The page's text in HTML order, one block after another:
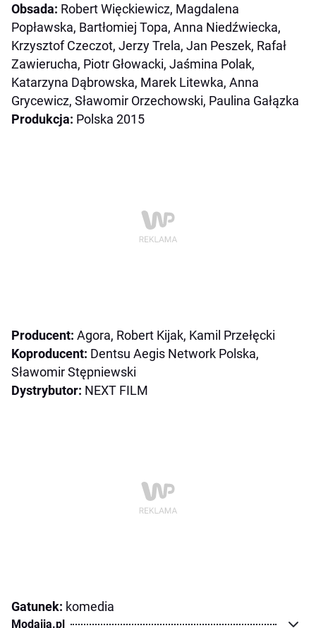
Obsada: Robert Więckiewicz, Magdalena
Popławska, Bartłomiej Topa, Anna Niedźwiecka,
Krzysztof Czeczot, Jerzy Trela, Jan Peszek, Rafał
Zawierucha, Piotr Głowacki, Jaśmina Polak,
Katarzyna Dąbrowska, Marek Litewka, Anna
Grycewicz, Sławomir Orzechowski, Paulina Gałązka
Produkcja: Polska 2015
Producent: Agora, Robert Kijak, Kamil Przełęcki
Koproducent: Dentsu Aegis Network Polska,
Sławomir Stępniewski
Dystrybutor: NEXT FILM
Gatunek: komedia
Modaija.pl